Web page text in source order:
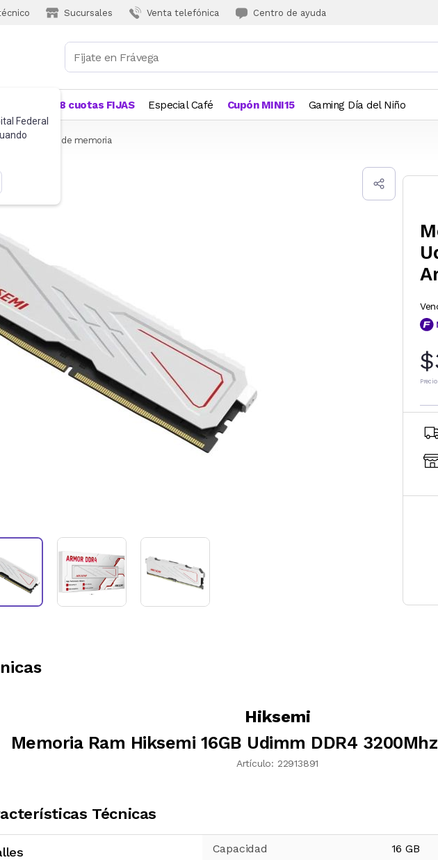
Sucursales Venta telefónica Centro de ayuda
Federal
18 cuotas FIJAS Especial Café Cupón MINI15 Gaming Día del Niño
Tarjetas de memoria
Hiksemi
Memoria Ram Hiksemi 16GB Udimm DDR4
Artículo: 22913891
Técnicas
Capacidad 16 GB